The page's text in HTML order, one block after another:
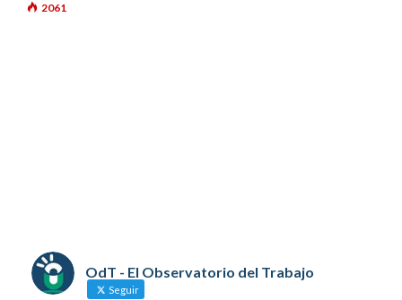
2061
OdT - El Observatorio del Trabajo
Seguir